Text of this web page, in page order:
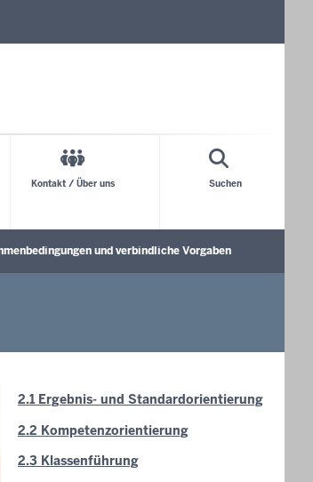
Kontakt / Über uns Suchen
öffnen
und verbindliche Vorgaben
2.1 Ergebnis- und Standardorientierung
2.2 Kompetenzorientierung
2.3 Klassenführung